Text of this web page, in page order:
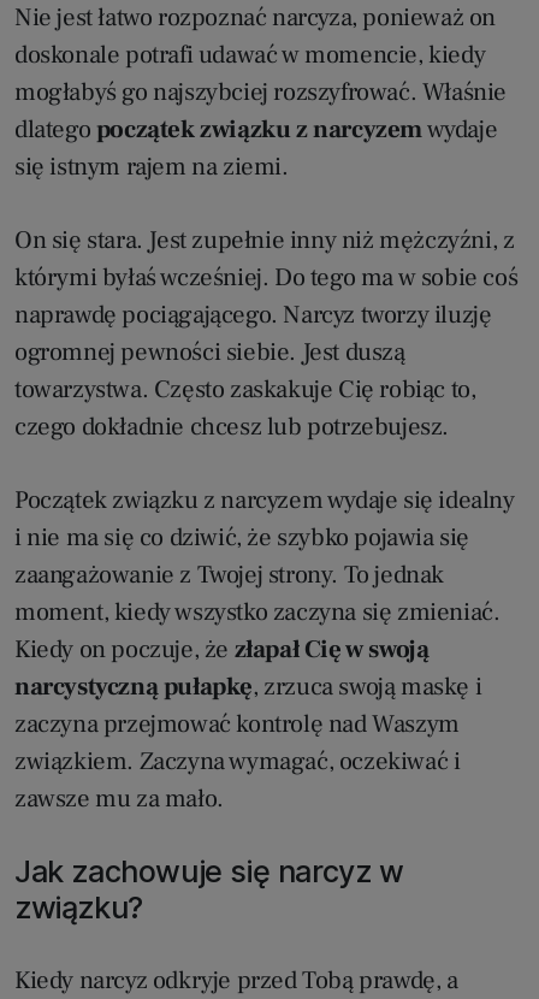
Nie jest łatwo rozpoznać narcyza, ponieważ on
doskonale potrafi udawać w momencie, kiedy
mogłabyś go najszybciej rozszyfrować. Właśnie
dlatego początek związku z narcyzemwydaje
się istnym rajem na ziemi.
On się stara. Jest zupełnie inny niż mężczyźni, z
którymi byłaś wcześniej. Do tego ma w sobie coś
naprawdę pociągającego. Narcyz tworzy iluzję
ogromnej pewności siebie. Jest duszą
towarzystwa. Często zaskakuje Cię robiąc to,
czego dokładnie chcesz lub potrzebujesz.
Początek związku z narcyzem wydaje się idealny
i nie ma się co dziwić, że szybko pojawia się
zaangażowanie z Twojej strony. To jednak
moment, kiedy wszystko zaczyna się zmieniać.
Kiedy on poczuje, że złapał Cię w swoją
narcystyczną pułapkę, zrzuca swoją maskę i
zaczyna przejmować kontrolę nad Waszym
związkiem. Zaczyna wymagać, oczekiwać i
zawsze mu za mało.
Jak zachowuje się narcyz w
związku?
Kiedy narcyz odkryje przed Tobą prawdę, a